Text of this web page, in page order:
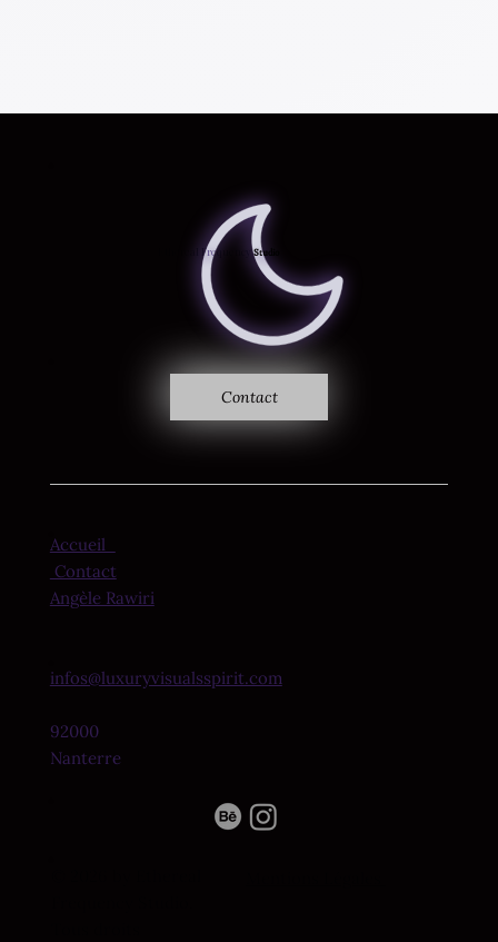
Ethereal Frequency Studio
Contact
infos@luxuryvisualsspirit.com
92000
Nanterre
Accueil
Contact
Angèle Rawiri